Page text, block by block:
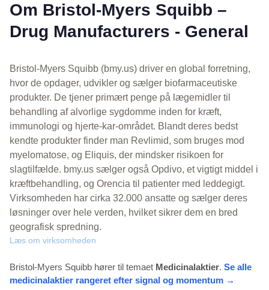
Om Bristol-Myers Squibb –
Drug Manufacturers - General
Bristol-Myers Squibb (bmy.us) driver en global forretning,
hvor de opdager, udvikler og sælger biofarmaceutiske
produkter. De tjener primært penge på lægemidler til
behandling af alvorlige sygdomme inden for kræft,
immunologi og hjerte-kar-området. Blandt deres bedst
kendte produkter finder man Revlimid, som bruges mod
myelomatose, og Eliquis, der mindsker risikoen for
slagtilfælde. bmy.us sælger også Opdivo, et vigtigt middel i
kræftbehandling, og Orencia til patienter med leddegigt.
Virksomheden har cirka 32.000 ansatte og sælger deres
løsninger over hele verden, hvilket sikrer dem en bred
geografisk spredning.
Læs om virksomheden
Bristol-Myers Squibb hører til temaet Medicinalaktier. Se alle
medicinalaktier rangeret efter signal og momentum →